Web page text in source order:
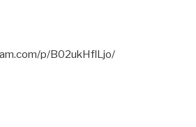
p/B02ukHflLjo/